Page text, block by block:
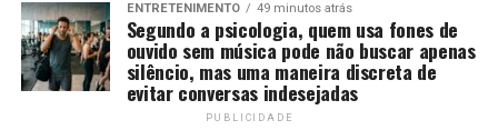
ENTRETENIMENTO 49 minutos atrás
Segundo a psicologia, quem usa fones de
ouvido sem música pode não buscar apenas
silêncio, mas uma maneira discreta de
evitar conversas indesejadas
PUBLICIDADE